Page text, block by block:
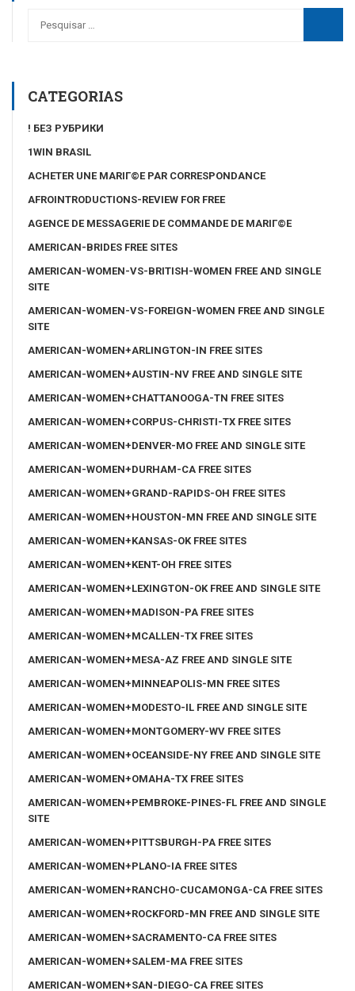
CATEGORIAS
! БЕЗ РУБРИКИ
1WIN BRASIL
ACHETER UNE MARIГ©E PAR CORRESPONDANCE
AFROINTRODUCTIONS-REVIEW FOR FREE
AGENCE DE MESSAGERIE DE COMMANDE DE MARIГ©E
AMERICAN-BRIDES FREE SITES
AMERICAN-WOMEN-VS-BRITISH-WOMEN FREE AND SINGLE
SITE
AMERICAN-WOMEN-VS-FOREIGN-WOMEN FREE AND SINGLE
SITE
AMERICAN-WOMEN+ARLINGTON-IN FREE SITES
AMERICAN-WOMEN+AUSTIN-NV FREE AND SINGLE SITE
AMERICAN-WOMEN+CHATTANOOGA-TN FREE SITES
AMERICAN-WOMEN+CORPUS-CHRISTI-TX FREE SITES
AMERICAN-WOMEN+DENVER-MO FREE AND SINGLE SITE
AMERICAN-WOMEN+DURHAM-CA FREE SITES
AMERICAN-WOMEN+GRAND-RAPIDS-OH FREE SITES
AMERICAN-WOMEN+HOUSTON-MN FREE AND SINGLE SITE
AMERICAN-WOMEN+KANSAS-OK FREE SITES
AMERICAN-WOMEN+KENT-OH FREE SITES
AMERICAN-WOMEN+LEXINGTON-OK FREE AND SINGLE SITE
AMERICAN-WOMEN+MADISON-PA FREE SITES
AMERICAN-WOMEN+MCALLEN-TX FREE SITES
AMERICAN-WOMEN+MESA-AZ FREE AND SINGLE SITE
AMERICAN-WOMEN+MINNEAPOLIS-MN FREE SITES
AMERICAN-WOMEN+MODESTO-IL FREE AND SINGLE SITE
AMERICAN-WOMEN+MONTGOMERY-WV FREE SITES
AMERICAN-WOMEN+OCEANSIDE-NY FREE AND SINGLE SITE
AMERICAN-WOMEN+OMAHA-TX FREE SITES
AMERICAN-WOMEN+PEMBROKE-PINES-FL FREE AND SINGLE
SITE
AMERICAN-WOMEN+PITTSBURGH-PA FREE SITES
AMERICAN-WOMEN+PLANO-IA FREE SITES
AMERICAN-WOMEN+RANCHO-CUCAMONGA-CA FREE SITES
AMERICAN-WOMEN+ROCKFORD-MN FREE AND SINGLE SITE
AMERICAN-WOMEN+SACRAMENTO-CA FREE SITES
AMERICAN-WOMEN+SALEM-MA FREE SITES
AMERICAN-WOMEN+SAN-DIEGO-CA FREE SITES